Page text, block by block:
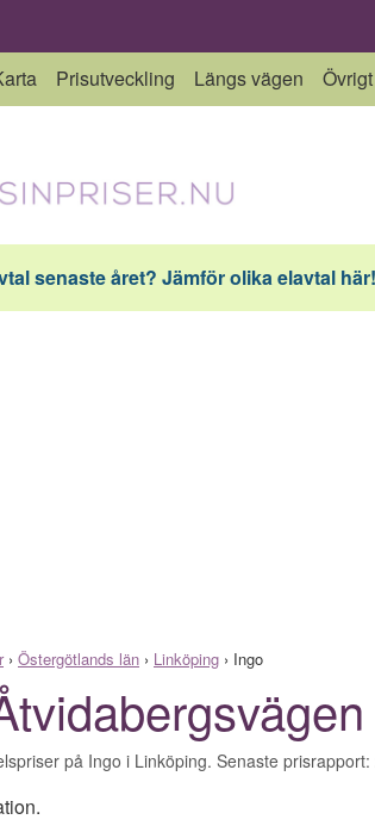
Prisutveckling Längs vägen Övrigt
senaste året? Jämför olika elavtal här!
› Östergötlands län › Linköping › Ingo
på Ingo i Linköping. Senaste